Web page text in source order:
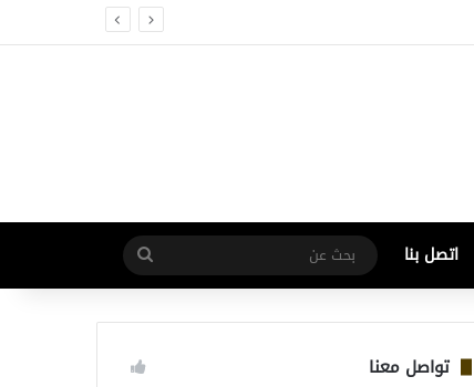
اتصل بنا
بحث
عن
تواصل معنا